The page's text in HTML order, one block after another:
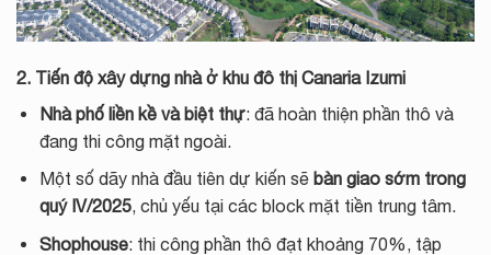
2. Tiến độ xây dựng nhà ở khu đô thị Canaria Izumi
Nhà phố liền kề và biệt thự: đã hoàn thiện phần thô và
đang thi công mặt ngoài.
Một số dãy nhà đầu tiên dự kiến sẽ bàn giao sớm trong
quý IV/2025, chủ yếu tại các block mặt tiền trung tâm.
Shophouse: thi công phần thô đạt khoảng 70%, tập